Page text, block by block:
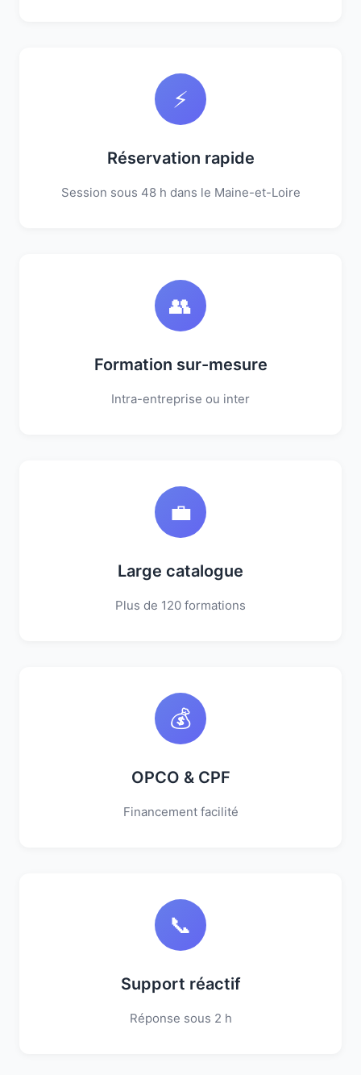
⚡
Réservation rapide
Session sous 48 h dans le Maine-et-Loire
👥
Formation sur-mesure
Intra-entreprise ou inter
💼
Large catalogue
Plus de 120 formations
💰
OPCO & CPF
Financement facilité
📞
Support réactif
Réponse sous 2 h